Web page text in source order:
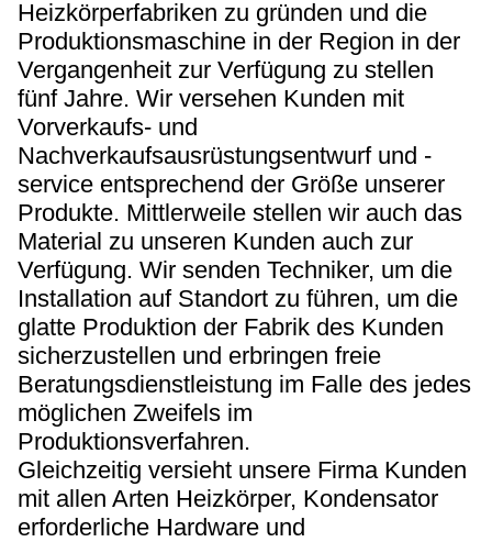
Heizkörperfabriken zu gründen und die
Produktionsmaschine in der Region in der
Vergangenheit zur Verfügung zu stellen
fünf Jahre. Wir versehen Kunden mit
Vorverkaufs- und
Nachverkaufsausrüstungsentwurf und -
service entsprechend der Größe unserer
Produkte. Mittlerweile stellen wir auch das
Material zu unseren Kunden auch zur
Verfügung. Wir senden Techniker, um die
Installation auf Standort zu führen, um die
glatte Produktion der Fabrik des Kunden
sicherzustellen und erbringen freie
Beratungsdienstleistung im Falle des jedes
möglichen Zweifels im
Produktionsverfahren.
Gleichzeitig versieht unsere Firma Kunden
mit allen Arten Heizkörper, Kondensator
erforderliche Hardware und